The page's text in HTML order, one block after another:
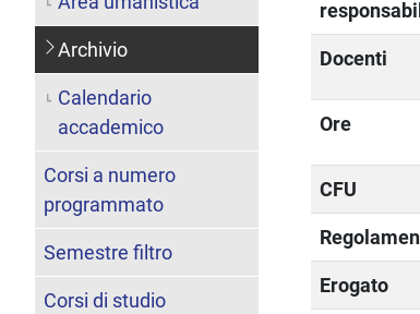
Docenti
Ore
CFU
Erogato
Archivio
Calendario
accademico
Corsi a numero
programmato
Semestre filtro
Corsi di studio